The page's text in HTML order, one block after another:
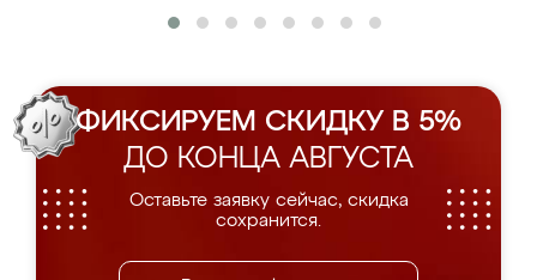
ФИКСИРУЕМ СКИДКУ В 5%
ДО КОНЦА АВГУСТА
Оставьте заявку сейчас, скидка
сохранится.